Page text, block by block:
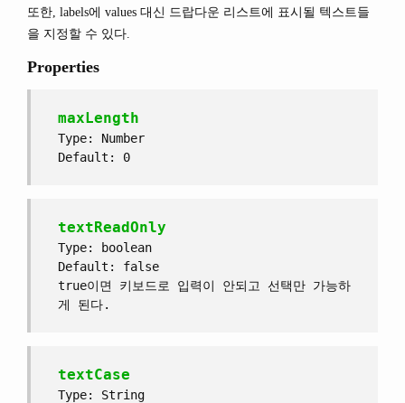
또한, labels에 values 대신 드랍다운 리스트에 표시될 텍스트들
을 지정할 수 있다.
Properties
maxLength
Type: Number
Default: 0
textReadOnly
Type: boolean
Default: false
true이면 키보드로 입력이 안되고 선택만 가능하
게 된다.
textCase
Type: String